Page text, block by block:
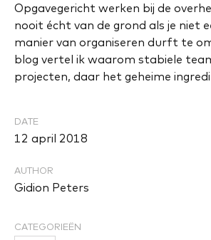
Opgavegericht werken bij de
nooit écht van de grond als je niet
manier van organiseren durft te
blog vertel ik waarom stabiele
projecten, daar het geheime
DATE
12 april 2018
AUTHOR
Gidion Peters
CATEGORIEËN